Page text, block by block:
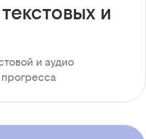
и
и аудио